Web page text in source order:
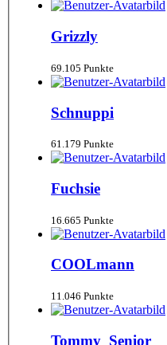
Grizzly
69.105 Punkte
Schnuppi
61.179 Punkte
Fuchsie
16.665 Punkte
COOLmann
11.046 Punkte
Tommy_Senior